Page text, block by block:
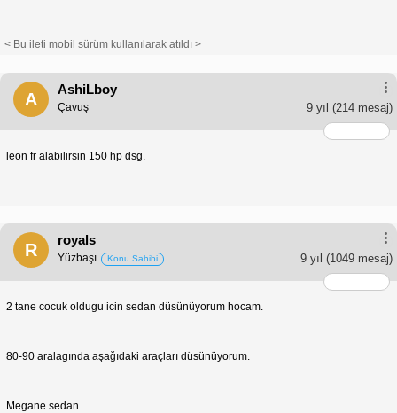
< Bu ileti mobil sürüm kullanılarak atıldı >
A
AshiLboy
9 yıl (214 mesaj)
Çavuş
leon fr alabilirsin 150 hp dsg.
R
royals
9 yıl (1049 mesaj)
Yüzbaşı Konu Sahibi
2 tane cocuk oldugu icin sedan düsünüyorum hocam.
80-90 aralagında aşağıdaki araçları düsünüyorum.
Megane sedan